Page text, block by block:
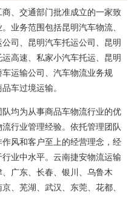
、交通部门批准成立的一家致
业务范围包括昆明汽车物流、
司、昆明汽车托运公司、昆明
高速、私家小汽车托运、昆明
运输公司、汽车物流业务规
车过境运输。
均为从事商品车物流行业的优
行业管理经验。依托管理团队
风和客户至上的经营理念，经
业中水平。云南捷安物流运输
广东、长春、银川、乌鲁木
、芜湖、武汉、东莞、花都、